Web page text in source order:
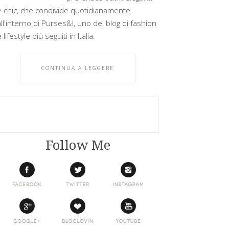
chic, che condivide quotidianamente
di Purses&I, uno dei blog di fashion
lifestyle più seguiti in Italia.
CONTINUA A LEGGERE
Follow Me